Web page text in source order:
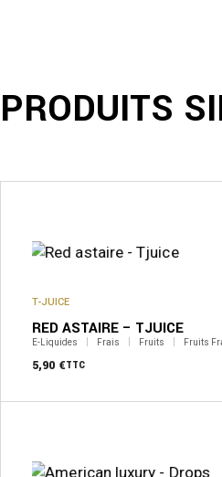
PRODUITS
T-JUICE
RED ASTAIRE – TJUICE
E-Liquides Frais Fruits Fruits
5,90 €TTC
variations.
peuvent
choisies
page
produit
variations.